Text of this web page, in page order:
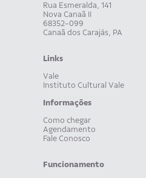
Rua Esmeralda, 141
Nova Canaã II
68352-099
Canaã dos Carajás, PA
Links
Vale
Instituto Cultural Vale
Informações
Como chegar
Agendamento
Fale Conosco
Funcionamento